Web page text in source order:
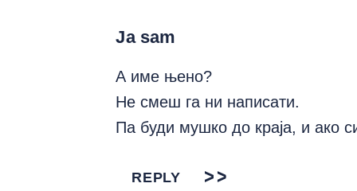
Ja sam
А име њено?
Не смеш га ни написати.
Па буди мушко до краја, и ако
REPLY